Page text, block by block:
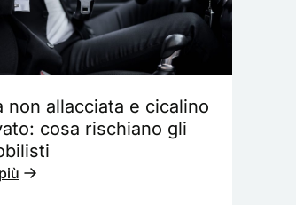
non allacciata e cicalino
cosa rischiano gli